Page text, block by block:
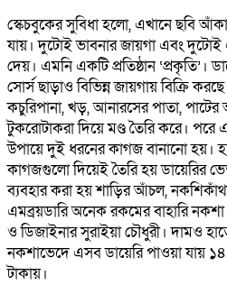
স্কেচবুকের সুবিধা হলো, এখানে ছবি
যায়। দুটোই ভাবনার জায়গা এবং
দেয়। এমনি একটি প্রতিষ্ঠান ‘প্রকৃতি’।
সোর্স ছাড়াও বিভিন্ন জায়গায় বিক্রি
কচুরিপানা, খড়, আনারসের পাতা, পাটের
টুকরোটাকরা দিয়ে মণ্ড তৈরি করে। পরে
উপায়ে দুই ধরনের কাগজ বানানো হয়।
কাগজগুলো দিয়েই তৈরি হয় ডায়েরির
ব্যবহার করা হয় শাড়ির আঁচল,
এমব্রয়ডারি অনেক রকমের বাহারি
ও ডিজাইনার সুরাইয়া চৌধুরী। দামও
নকশাভেদে এসব ডায়েরি পাওয়া যায়
টাকায়।